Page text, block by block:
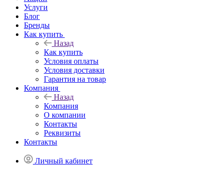
Услуги
Блог
Бренды
Как купить
Назад
Как купить
Условия оплаты
Условия доставки
Гарантия на товар
Компания
Назад
Компания
О компании
Контакты
Реквизиты
Контакты
Личный кабинет